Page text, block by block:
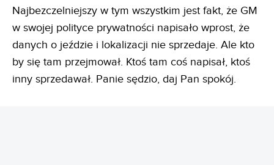
Najbezczelniejszy w tym wszystkim jest fakt, że GM
w swojej polityce prywatności napisało wprost, że
danych o jeździe i lokalizacji nie sprzedaje. Ale kto
by się tam przejmował. Ktoś tam coś napisał, ktoś
inny sprzedawał. Panie sędzio, daj Pan spokój.